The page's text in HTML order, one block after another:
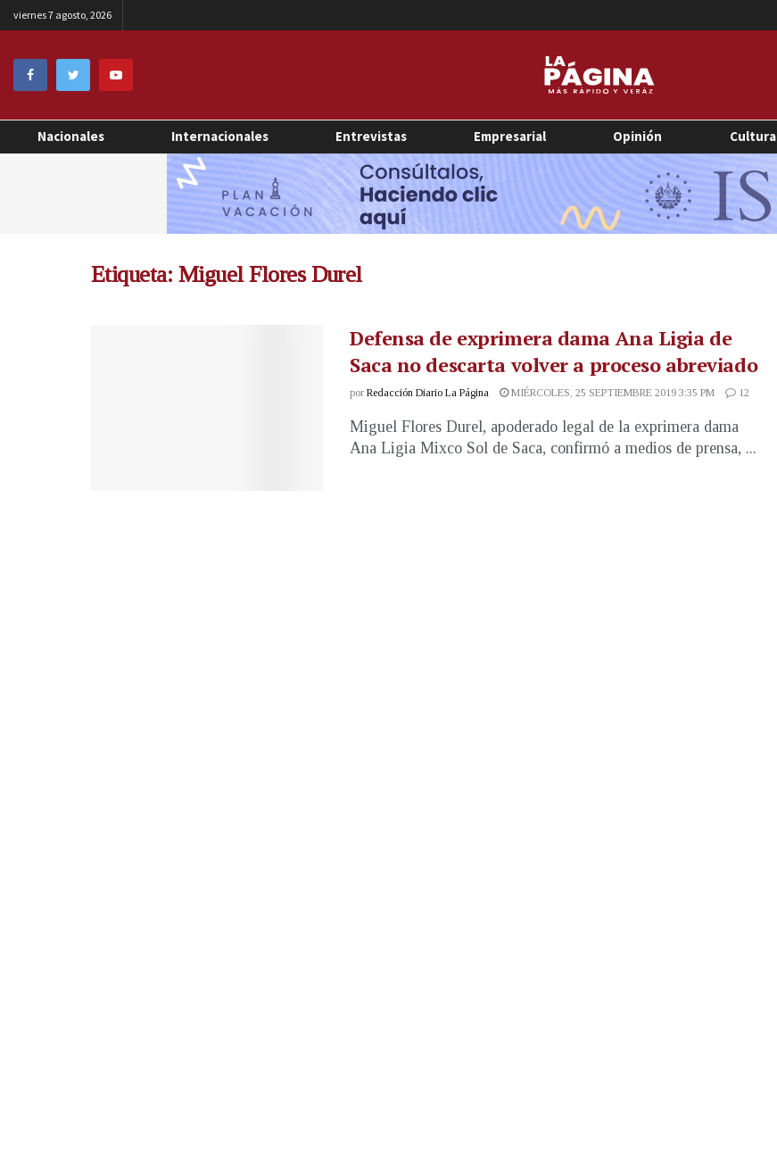
viernes 7 agosto, 2026
Nacionales Internacionales Entrevistas Empresarial Opinión Cultura
Etiqueta: Miguel Flores Durel
Defensa de exprimera dama Ana Ligia de
Saca no descarta volver a proceso abreviado
por Redacción Diario La Página MIÉRCOLES, 25 SEPTIEMBRE 2019 3:35 PM 12
Miguel Flores Durel, apoderado legal de la exprimera dama
Ana Ligia Mixco Sol de Saca, confirmó a medios de prensa, ...